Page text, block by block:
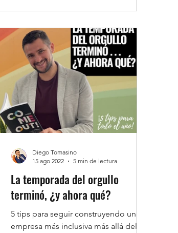
La temporada del orgullo
terminó, ¿y ahora qué?
5 tips para seguir construyendo una
empresa más inclusiva más allá del
Diego Tomasino
15 ago 2022
5 min de lectura